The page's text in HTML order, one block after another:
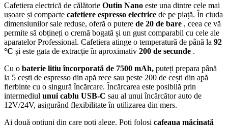
Cafetiera electrică de călătorie Outin Nano este una dintre cele mai
ușoare și compacte cafetiere espresso electrice de pe piață. În ciuda
dimensiunilor sale reduse, oferă o putere de 20 de bare , ceea ce vă
permite să obțineți o cremă bogată și un gust comparabil cu cele ale
aparatelor Professional. Cafetiera atinge o temperatură de până la 92
°C și este gata de extracție în aproximativ 200 de secunde .
Cu o baterie litiu încorporată de 7500 mAh, puteți prepara până
la 5 cești de espresso din apă rece sau peste 200 de cești din apă
fierbinte cu o singură încărcare. Încărcarea este posibilă prin
intermediul unui cablu USB-C sau al unui încărcător auto de
12V/24V, asigurând flexibilitate în utilizarea din mers.
Ai două opțiuni din care poți alege. Poți folosi cafeaua măcinată